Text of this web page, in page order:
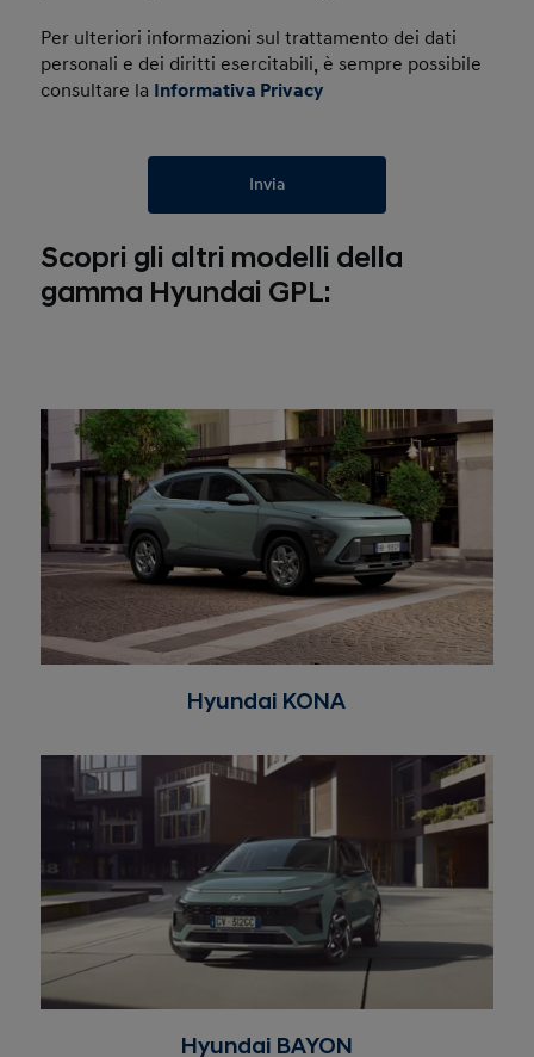
Per ulteriori informazioni sul trattamento dei dati
personali e dei diritti esercitabili, è sempre possibile
consultare la Informativa Privacy
Invia
Scopri gli altri modelli della
gamma Hyundai GPL:
Hyundai KONA
Hyundai BAYON